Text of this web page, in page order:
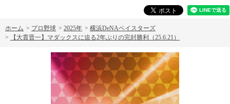
ホーム > プロ野球 > 2025年 > 横浜DeNAベイスターズ
>
【大貫晋一】マダックスに迫る2年ぶりの完封勝利（25.6.21）